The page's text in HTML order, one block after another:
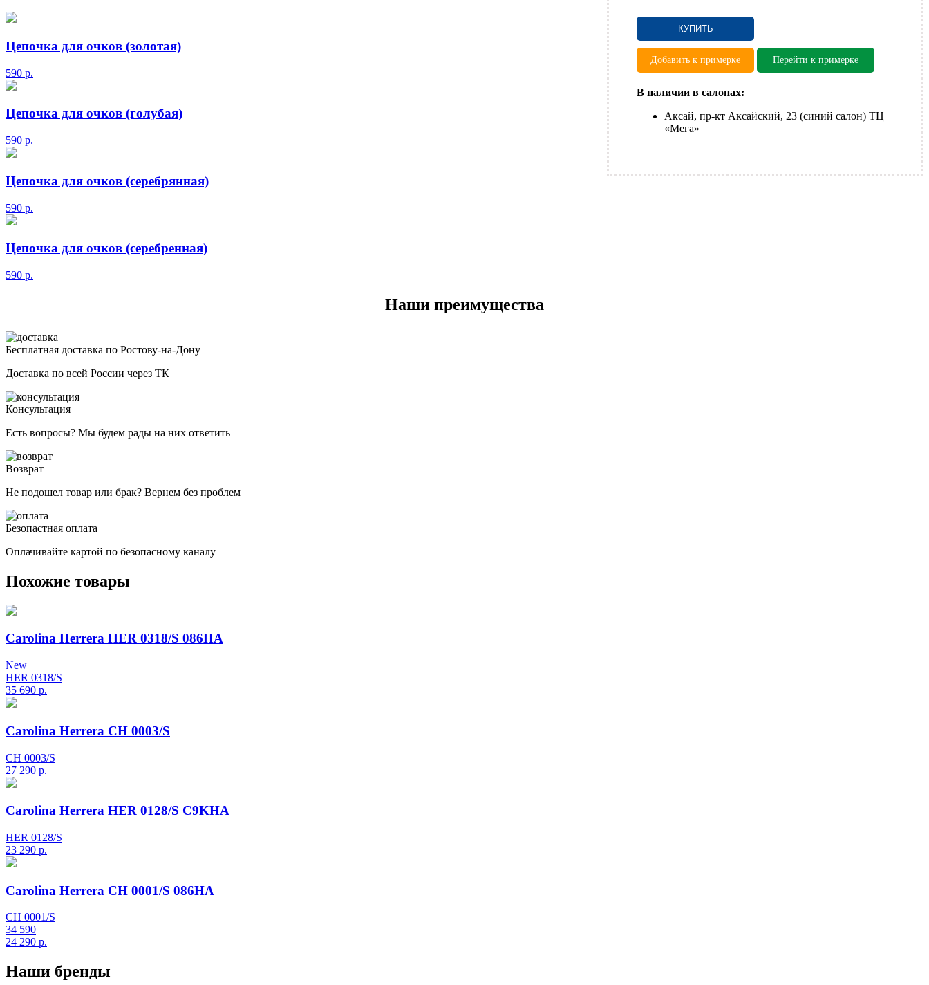
КУПИТЬ
Добавить к примерке Перейти к примерке
В наличии в салонах:
Аксай, пр-кт Аксайский, 23 (синий салон) ТЦ
«Мега»
Цепочка для очков (золотая)
590 р.
Цепочка для очков (голубая)
590 р.
Цепочка для очков (серебрянная)
590 р.
Цепочка для очков (серебренная)
590 р.
Наши преимущества
Бесплатная доставка по Ростову-на-Дону
Доставка по всей России через ТК
Консультация
Есть вопросы? Мы будем рады на них ответить
Возврат
Не подошел товар или брак? Вернем без проблем
Безопастная оплата
Оплачивайте картой по безопасному каналу
Похожие товары
Carolina Herrera HER 0318/S 086HA
New
HER 0318/S
35 690 р.
Carolina Herrera CH 0003/S
CH 0003/S
27 290 р.
Carolina Herrera HER 0128/S C9KHA
HER 0128/S
23 290 р.
Carolina Herrera CH 0001/S 086HA
CH 0001/S
34 590
24 290 р.
Наши бренды